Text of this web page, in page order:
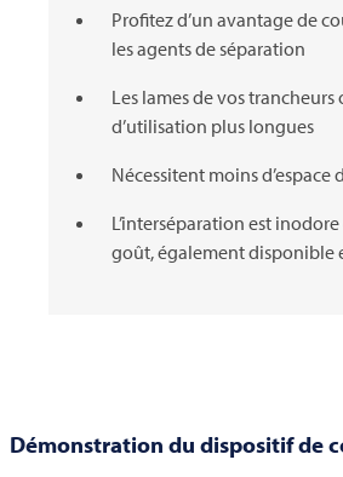
Profitez d’un avantage de
les agents de séparation
Les lames de vos trancheurs
d’utilisation plus longues
Nécessitent moins d’espace
L’interséparation est
goût, également disponible
Démonstration du dispositif de